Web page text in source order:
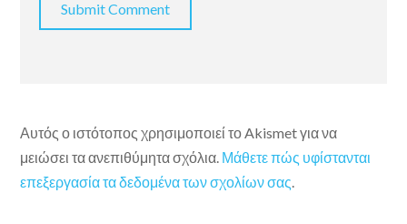
Αυτός ο ιστότοπος χρησιμοποιεί το Akismet για να
μειώσει τα ανεπιθύμητα σχόλια. Μάθετε πώς υφίστανται
επεξεργασία τα δεδομένα των σχολίων σας.